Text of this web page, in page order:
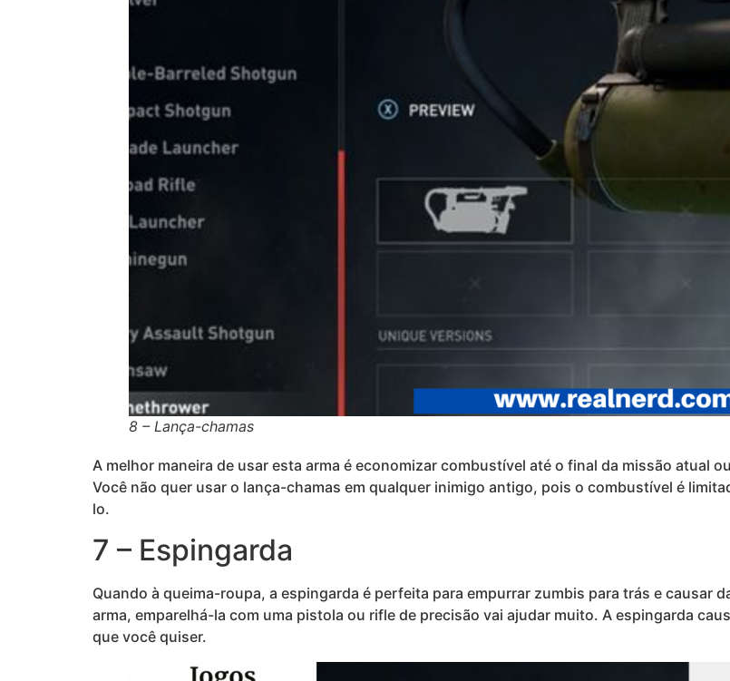
8 – Lança-chamas
A melhor maneira de usar esta arma é economizar combustível até o final da missão atual
Você não quer usar o lança-chamas em qualquer inimigo antigo, pois o combustível é
lo.
7 – Espingarda
Quando à queima-roupa, a espingarda é perfeita para empurrar zumbis para trás e causar
arma, emparelhá-la com uma pistola ou rifle de precisão vai ajudar muito. A espingarda
que você quiser.